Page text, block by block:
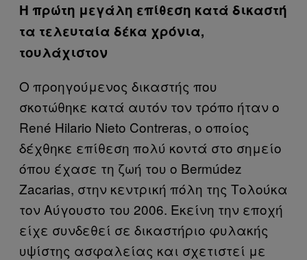
Η πρώτη μεγάλη επίθεση κατά δικαστή
τα τελευταία δέκα χρόνια,
τουλάχιστον
Ο προηγούμενος δικαστής που
σκοτώθηκε κατά αυτόν τον τρόπο ήταν ο
René Hilario Nieto Contreras, ο οποίος
δέχθηκε επίθεση πολύ κοντά στο σημείο
όπου έχασε τη ζωή του ο Bermúdez
Zacarias, στην κεντρική πόλη της Τολούκα
τον Αύγουστο του 2006. Εκείνη την εποχή
είχε συνδεθεί σε δικαστήριο φυλακής
υψίστης ασφαλείας και σχετιστεί με